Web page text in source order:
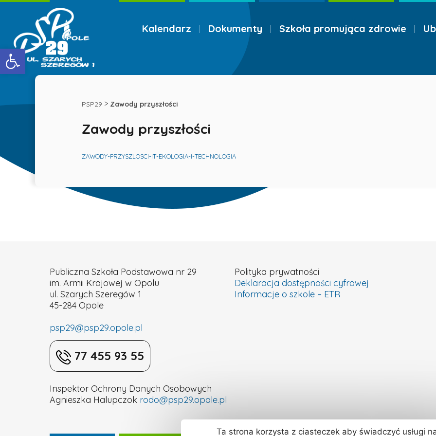
Otwórz pasek narzędzi
Zawody
przyszłości
Publiczna
Opolu
Kalendarz Dokumenty Szkoła promująca zdrowie
PSP29 > Zawody przyszłości
Zawody przyszłości
ZAWODY-PRZYSZLOSCI-IT-EKOLOGIA-I-TECHNOLOGIA
Publiczna Szkoła Podstawowa nr 29
im. Armii Krajowej w Opolu
ul. Szarych Szeregów 1
45-284 Opole
psp29@psp29.opole.pl
77 455 93 55
Inspektor Ochrony Danych Osobowych
Agnieszka Halupczok rodo@psp29.opole.pl
Polityka prywatności
Deklaracja dostępności cyfrowej
Informacje o szkole – ETR
Ta strona korzysta z ciasteczek aby świadczyć usługi